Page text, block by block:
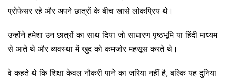
प्रोफेसर रहे और अपने छात्रों के बीच खासे लोकप्रिय थे।
उन्होंने हमेशा उन छात्रों का साथ दिया जो साधारण पृष्ठभूमि या हिंदी माध्यम
से आते थे और व्यवस्था में खुद को कमजोर महसूस करते थे।
वे कहते थे कि शिक्षा केवल नौकरी पाने का जरिया नहीं है, बल्कि यह दुनिया